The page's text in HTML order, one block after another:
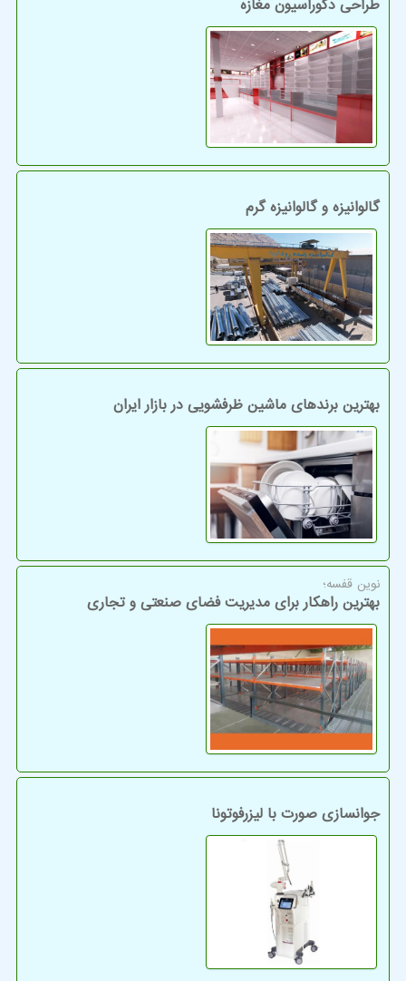
طراحی دکوراسیون مغازه
گالوانیزه و گالوانیزه گرم
بهترین برندهای ماشین ظرفشویی در بازار ایران
نوین قفسه؛
بهترین راهکار برای مدیریت فضای صنعتی و تجاری
جوانسازی صورت با لیزرفوتونا